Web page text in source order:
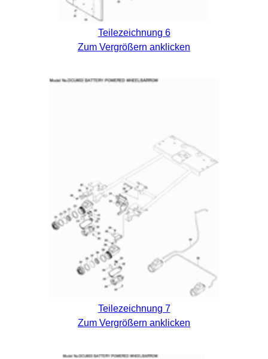
Teilezeichnung 6
Zum Vergrößern anklicken
Teilezeichnung 7
Zum Vergrößern anklicken